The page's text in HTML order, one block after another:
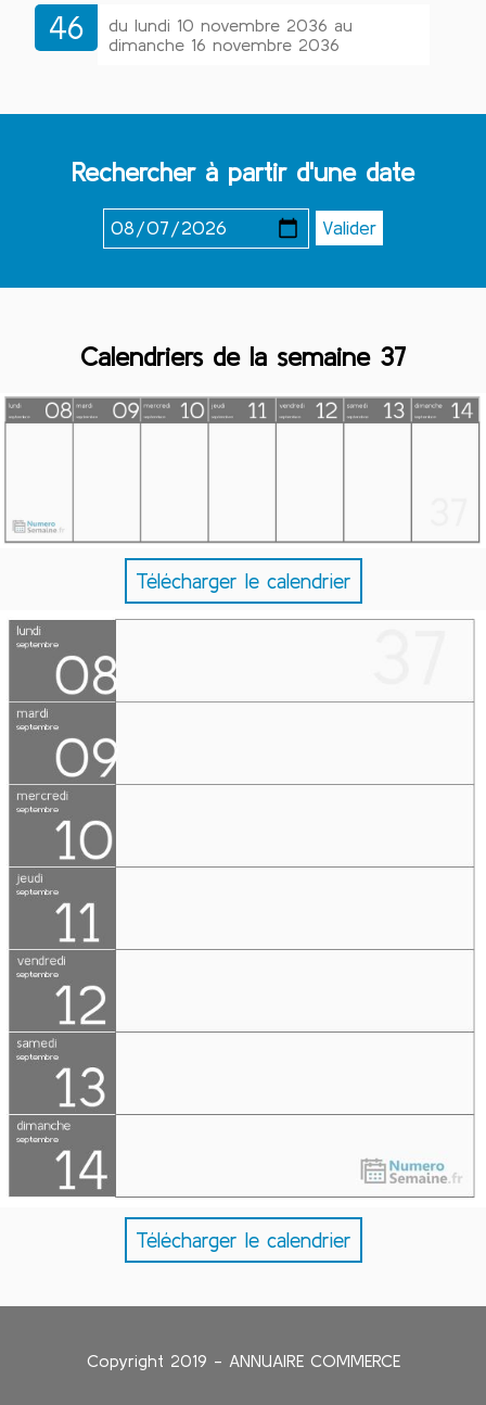
46
du lundi 10 novembre 2036 au
dimanche 16 novembre 2036
Rechercher à partir d'une date
Calendriers de la semaine 37
Télécharger le calendrier
Télécharger le calendrier
Copyright 2019 - ANNUAIRE COMMERCE